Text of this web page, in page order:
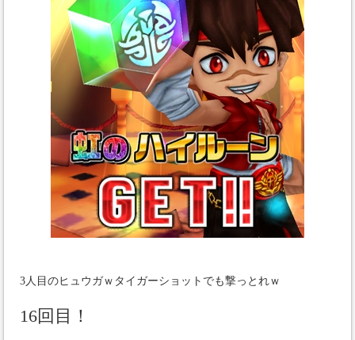
3人目のヒュウガｗタイガーショットでも撃っとれｗ
16回目！